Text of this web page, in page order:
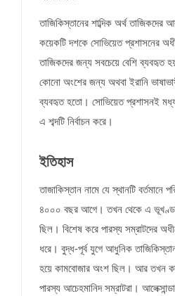
তাজিকিস্তানের শাব্দিক অর্থ তাজিকদের
কয়েকটি দশকে সোভিয়েত প্রশাসনের
তাজিকদের জন্য সবচেয়ে বেশি
কোনো অংশের জন্য অথবা ইরানি
ব্যবহৃত হতো। সোভিয়েত প্রশাসনই
এ শব্দটি নির্বাচন করে।
ইতিহাস
তাজাকিস্তান নামে যে স্থানটি বর্তমানে
৪০০০ বছর আগে। তখন থেকে এ ভূখণ্ডটি
ছিল। বিশেষ করে পারস্য সম্রাটদের
ধরে। বুদ্ধ-পূর্ব যুগে আধুনিক
হয়ে কামবোজার অংশ ছিল। আর তখন
পারস্য আচেহমানিদ সম্রাটরা।